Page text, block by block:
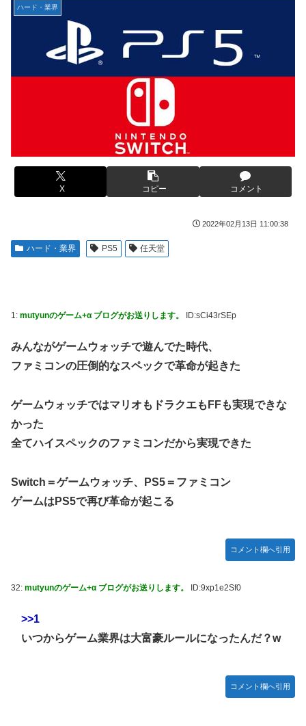
【艦これ】けーかいじん 他
【艦これ】E5ヌルイとかいう風説には騙されないぞ スキャ
ンプくらいヌルイのなら考える
【ウマ娘】水着シュヴァちいいね！
韓国人「超巨大台風13号ドルフィンが90度直角カーブで韓
国に向かう予想‥世界各国の最新スパコン気象予測モデルが
はじき出した直近の台風進路図がこちらです‥」
車大手工場にも女性・高齢者…軽作業ラインやスポットワー
キャデラックF1、致命的なブレーキ問題の原因が明らかに
なるも解決には至っておらずめども立たず
アリスソフト「ランス10」ゲーム画面公開キター！ウルザち
【デレマス】 凛「なにこれ、蒼穹のファフナー？」モバ
P「資料だから見といてくれ」
届の証人に。
【ウマ娘】海外の絵師が描いた味付けの濃いウマ娘からしか
得られない栄養素はある
載決定ｗｗｗｗｗｗｗｗｗｗｗｗｗｗｗｗｗｗｗｗｗ
【動画】ブラジルの女子フットサル選手が極悪すぎて5年間
【悲報】人気配信者「はっきり言う、ジャングリア沖縄ほん
海外「全部日本の真似だったのか…」 日本の普通のテレビ
【グラブル】ドライブバーストが初めて映像化された時の衝
撃
【画像】漫画家・桂正和、最新のパンツ＆お尻のイラスト投
稿にネット衝撃「この質感の出し方」「実写かと思いまし
みいちゃん、セコカンになる
【画像】咲-saki-作者、ようやく『奇乳』に気付くｗｗｗｗ
【艦これ】そもそも深海ってなんか悪いことしたの
【艦これ】けーかいじん 他
【艦これ】E5ヌルイとかいう風説には騙されないぞ スキャ
新台スマスロ『Lやじきた道中記参る』評判＆感想まとめ｜
通常時はポイント集めで修行、あっぱれチャンスの河童が強
京大病院、手術ミスで50代女性患者を「植物状態」に 脳腫
【Pickup07091615】
テレビ大好き高齢者の｢テレビ離れ｣が始まった…
【画像】俺たちの姫本田望結、久しぶりに画像を投稿した結
果→やっぱりワイらの姫だったw w w w w w w w w w
元NBAプレーヤー、エネス・カンター・フリーダムが、
WNBA男性参加の声明を受け
【朗報】「あの椅子カバー」のカプセルトイ、爆誕。自宅や
【にじさんじ】Cellmates、NG行動回避ゲーム！フリが露
ハード・業界
X コピー コメント
2022年02月13日 11:00:38
ハード・業界 PS5 任天堂
1: mutyunのゲーム+α ブログがお送りします。 ID:sCi43rSEp
みんながゲームウォッチで遊んでた時代、
ファミコンの圧倒的なスペックで革命が起きた
ゲームウォッチではマリオもドラクエもFFも実現できな
かった
全てハイスペックのファミコンだから実現できた
Switch＝ゲームウォッチ、PS5＝ファミコン
ゲームはPS5で再び革命が起こる
コメント欄へ引用
32: mutyunのゲーム+α ブログがお送りします。 ID:9xp1e2Sf0
>>1
いつからゲーム業界は大富豪ルールになったんだ？w
コメント欄へ引用